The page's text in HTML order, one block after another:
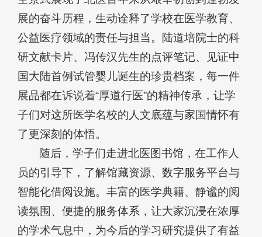
展的奋斗历程，生动诠释了学校在医学教育、
公益医疗领域的责任与担当。陆道培院士的科
研文献卡片、冯传汉先生的点评笔记、见证中
国大陆首例试管婴儿诞生的珍贵档案，每一件
展品都在诉说着“厚道行医”的精神传承，让学
子们对这所医学名校的人文底蕴与家国情怀有
了更深刻的体悟。
随后，学子们走进北医图书馆，在工作人
员的引导下，了解馆藏资源、数字服务平台与
智能化借阅设施。丰富的医学典籍、静谧的阅
读氛围、便捷的服务体系，让大家沉浸在浓厚
的学术气息中，为今后的学习研究提供了有益